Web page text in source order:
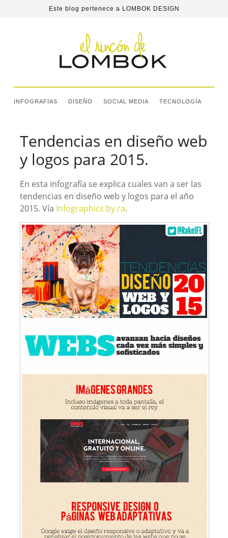
Este blog pertenece a LOMBOK DESIGN
INFOGRAFIAS DISEÑO SOCIAL MEDIA TECNOLOGÍA
Tendencias en diseño web
y logos para 2015.
En esta infografía se explica cuales van a ser las
tendencias en diseño web y logos para el año
2015. Vía Infographics by ra.